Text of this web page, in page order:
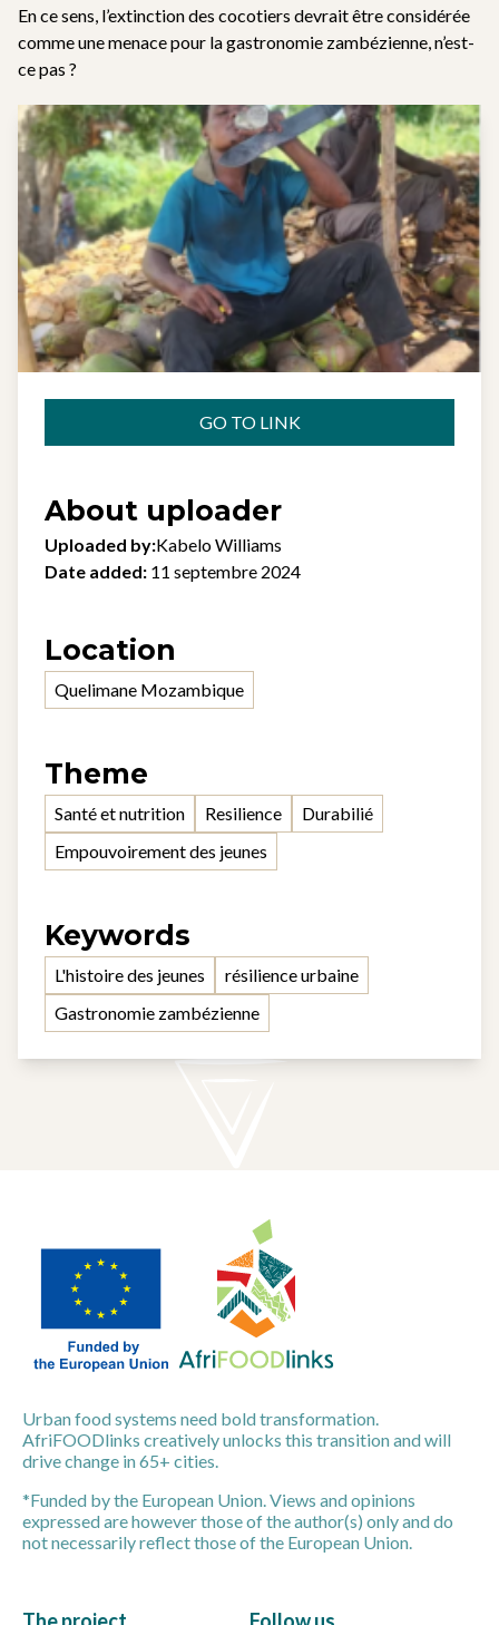
En ce sens, l’extinction des cocotiers devrait être considérée
comme une menace pour la gastronomie zambézienne, n’est-
ce pas ?
GO TO LINK
About uploader
Uploaded by:Kabelo Williams
Date added: 11 septembre 2024
Location
Quelimane Mozambique
Theme
Santé et nutrition Resilience
Durabilié
Empouvoirement des jeunes
Keywords
L'histoire des jeunes
résilience urbaine
Gastronomie zambézienne
Urban food systems need bold transformation.
AfriFOODlinks creatively unlocks this transition and will
drive change in 65+ cities.
*Funded by the European Union. Views and opinions
expressed are however those of the author(s) only and do
not necessarily reflect those of the European Union.